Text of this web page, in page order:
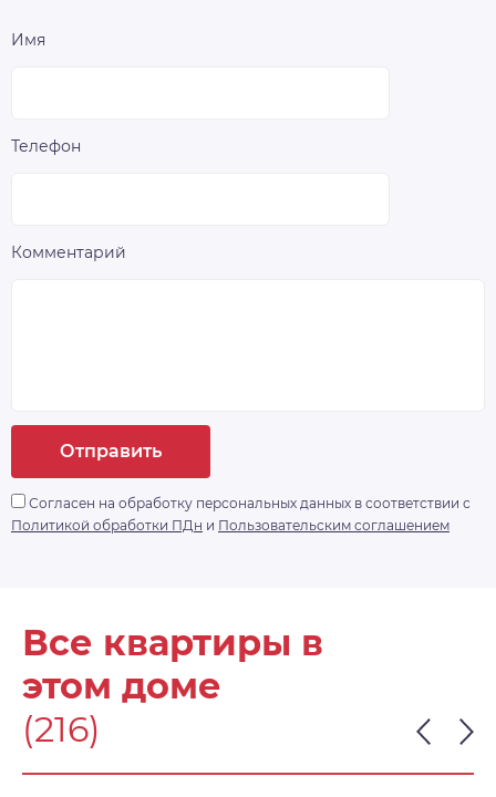
Имя
Телефон
Комментарий
Отправить
Согласен на обработку персональных данных в соответствии с
Политикой обработки ПДн и Пользовательским соглашением
Все квартиры в
этом доме
(216)